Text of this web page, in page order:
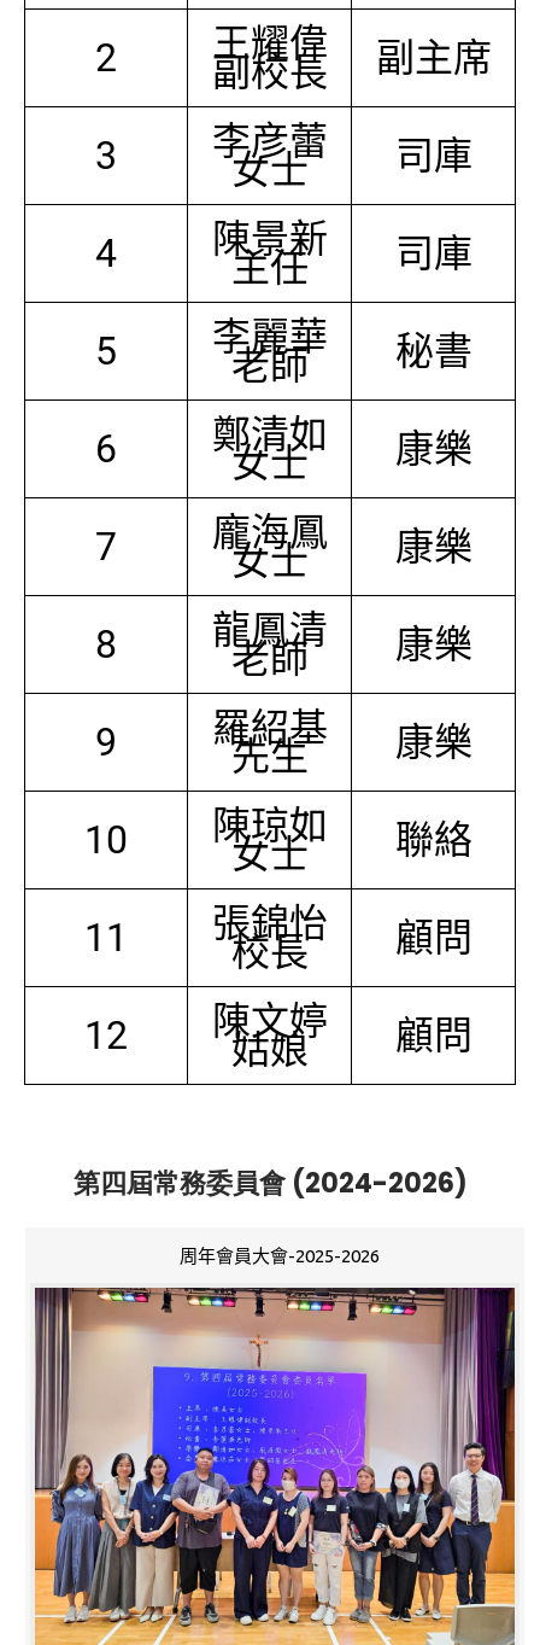
2 王耀偉
副校長 副主席
3 李彦蕾
女士 司庫
4 陳景新
主任 司庫
5 李麗華
老師 秘書
6 鄭清如
女士 康樂
7 龐海鳳
女士 康樂
8 龍鳳清
老師 康樂
9 羅紹基
先生 康樂
10 陳琼如
女士 聯絡
11 張錦怡
校長 顧問
12 陳文婷
姑娘 顧問
第四屆常務委員會 (2024-2026)
周年會員大會-2025-2026